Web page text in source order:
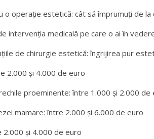
o operație estetică: cât să împrumuți de la
intervenția medicală pe care o ai în
de chirurgie estetică: îngrijirea pur
2.000 și 4.000 de euro
proeminente: între 1.000 și 2.000 de
mamare: între 2.000 și 6.000 de euro
2.000 și 4.000 de euro